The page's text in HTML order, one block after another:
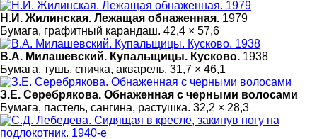
Н.И. Жилинская. Лежащая обнаженная. 1979
Бумага, графитный карандаш. 42,4 × 57,6
В.А. Милашевский. Купальщицы. Кусково. 1938
Бумага, тушь, спичка, акварель. 31,7 × 46,1
З.Е. Серебрякова. Обнаженная с черными волосами
Бумага, пастель, сангина, растушка. 32,2 × 28,3